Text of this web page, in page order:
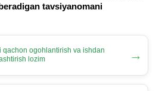
tavsiyanomani
qachon ogohlantirish va ishdan
lozim
→